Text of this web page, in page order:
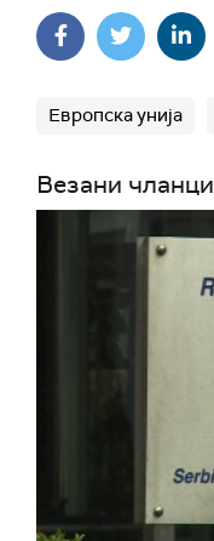
Европска унија
Везани чланци